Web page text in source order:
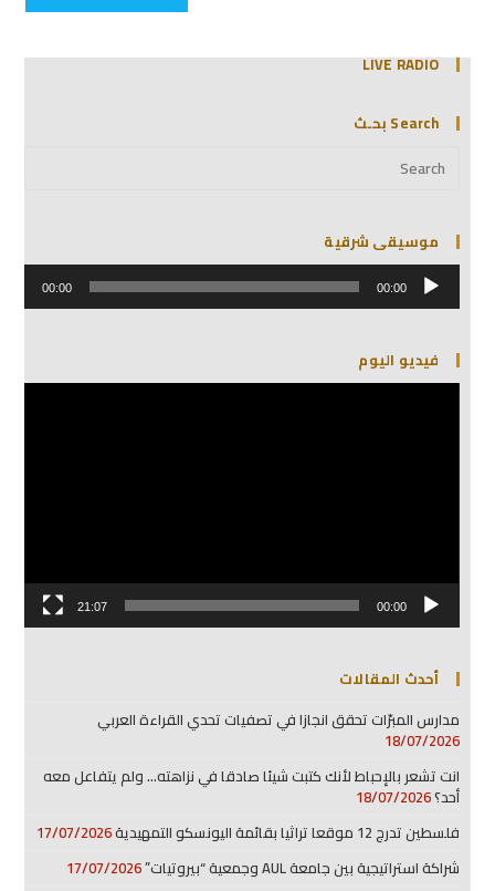
LIVE RADIO
Search بحـث
موسيقى شرقية
مشغل
الصوت 00:00
00:00
فيديو اليوم
مشغل
00:00
21:07
أحدث المقالات
مدارس المبرّات تحقق انجازا في تصفيات تحدي القراءة العربي
18/07/2026
انت تشعر بالإحباط لأنك كتبت شيئا صادقا في نزاهته… ولم يتفاعل معه
أحد؟18/07/2026
فلسطين تدرج 12 موقعا تراثيا بقائمة اليونسكو التمهيدية
17/07/2026
شراكة استراتيجية بين جامعة AUL وجمعية “بيروتيات”
17/07/2026